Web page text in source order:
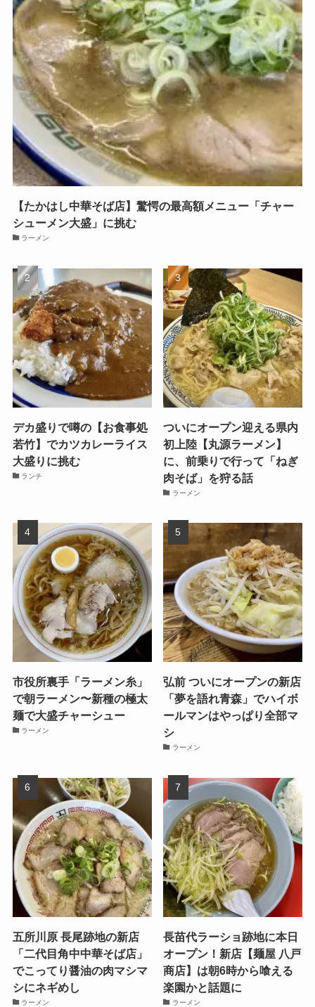
【たかはし中華そば店】驚愕の最高額メニュー「チャー
シューメン大盛」に挑む
ラーメン
デカ盛りで噂の【お食事処
若竹】でカツカレーライス
大盛りに挑む
ランチ
ついにオープン迎える県内
初上陸【丸源ラーメン】
に、前乗りで行って「ねぎ
肉そば」を狩る話
ラーメン
市役所裏手「ラーメン糸」
で朝ラーメン〜新種の極太
麺で大盛チャーシュー
ラーメン
弘前 ついにオープンの新店
「夢を語れ青森」でハイボ
ールマンはやっぱり全部マ
シ
ラーメン
五所川原 長尾跡地の新店
「二代目角中中華そば店」
でこってり醤油の肉マシマ
シにネギめし
ラーメン
長苗代ラーショ跡地に本日
オープン！新店【麺屋 八戸
商店】は朝6時から喰える
楽園かと話題に
ラーメン